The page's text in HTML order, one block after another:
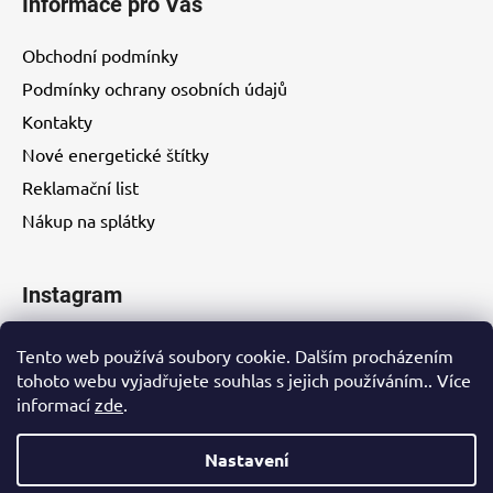
Tento web používá soubory cookie. Dalším procházením
tohoto webu vyjadřujete souhlas s jejich používáním.. Více
informací zde.
Nastavení
Obchodní podmínky
Podmínky ochrany osobních údajů
Kontakty
Nové energetické štítky
Reklamační list
Nákup na splátky
Instagram